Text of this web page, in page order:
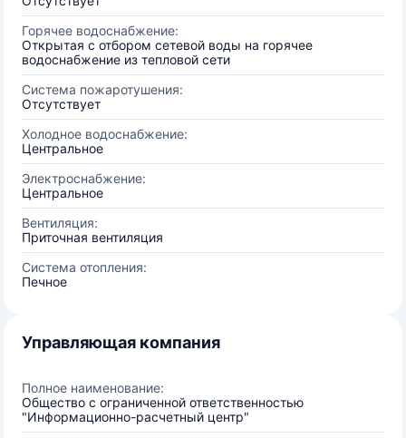
Горячее водоснабжение:
Открытая с отбором сетевой воды на горячее
водоснабжение из тепловой сети
Система пожаротушения:
Отсутствует
Холодное водоснабжение:
Центральное
Электроснабжение:
Центральное
Вентиляция:
Приточная вентиляция
Система отопления:
Печное
Управляющая компания
Полное наименование:
Общество с ограниченной ответственностью
"Информационно-расчетный центр"